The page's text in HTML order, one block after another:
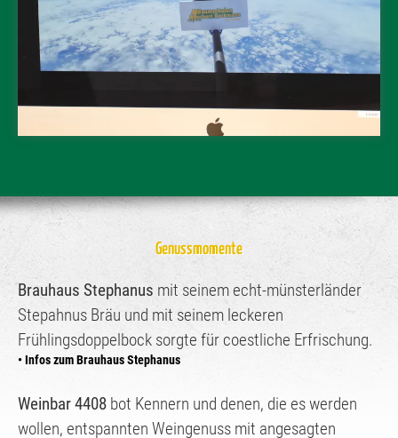
Genussmomente
Brauhaus Stephanus mit seinem echt-münsterländer
Stepahnus Bräu und mit seinem leckeren
Frühlingsdoppelbock sorgte für coestliche Erfrischung.
• Infos zum Brauhaus Stephanus
Weinbar 4408 bot Kennern und denen, die es werden
wollen, entspannten Weingenuss mit angesagten